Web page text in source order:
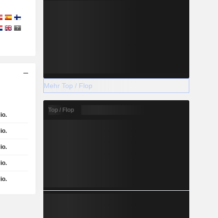
Mehr Top / Flop
Top / Flop